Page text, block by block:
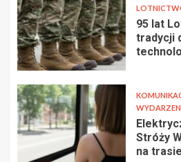
95 lat
tradycji
Stróży
na